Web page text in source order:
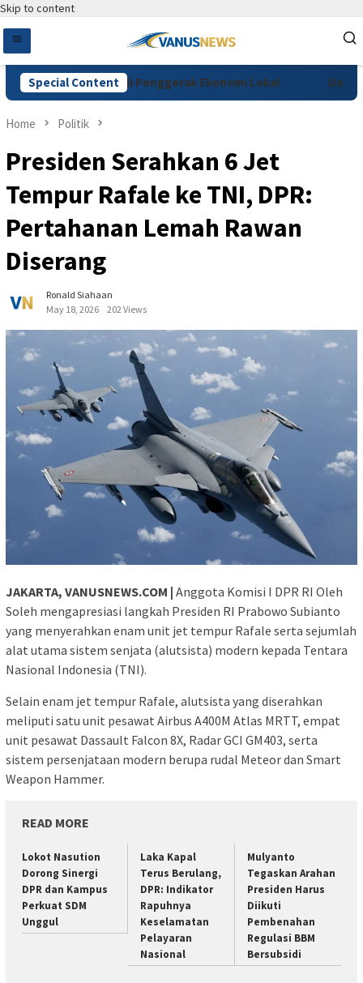
Skip to content
Special Content
Festival Jadi Penggerak Ekonomi Lokal Dakwaan
Home Politik
Presiden Serahkan 6 Jet
Tempur Rafale ke TNI, DPR:
Pertahanan Lemah Rawan
Diserang
Ronald Siahaan
May 18, 2026
202 Views
JAKARTA, VANUSNEWS.COM | Anggota Komisi I DPR RI Oleh
Soleh mengapresiasi langkah Presiden RI Prabowo Subianto
yang menyerahkan enam unit jet tempur Rafale serta sejumlah
alat utama sistem senjata (alutsista) modern kepada Tentara
Nasional Indonesia (TNI).
Selain enam jet tempur Rafale, alutsista yang diserahkan
meliputi satu unit pesawat Airbus A400M Atlas MRTT, empat
unit pesawat Dassault Falcon 8X, Radar GCI GM403, serta
sistem persenjataan modern berupa rudal Meteor dan Smart
Weapon Hammer.
READ MORE
Lokot Nasution
Dorong Sinergi
DPR dan Kampus
Perkuat SDM
Unggul
Laka Kapal
Terus Berulang,
DPR: Indikator
Rapuhnya
Keselamatan
Pelayaran
Nasional
Mulyanto
Tegaskan Arahan
Presiden Harus
Diikuti
Pembenahan
Regulasi BBM
Bersubsidi